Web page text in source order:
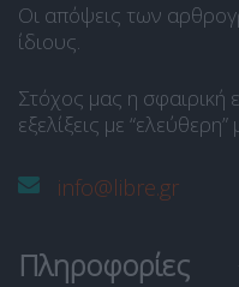
Οι απόψεις των
ίδιους.
Στόχος μας η σφαιρική
εξελίξεις με “ελεύθερη”
info@libre.gr
Πληροφορίες